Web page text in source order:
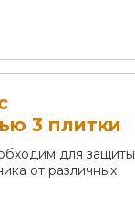
3 плитки
для защиты
от различных